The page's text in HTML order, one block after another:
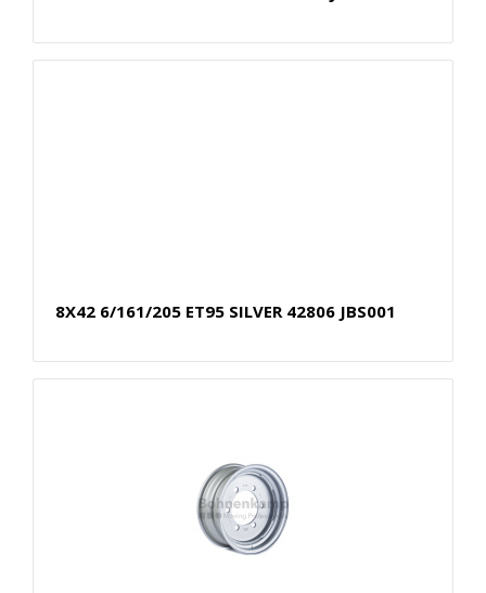
8X42 6/161/205 ET95 SILVER 42806 JBS001